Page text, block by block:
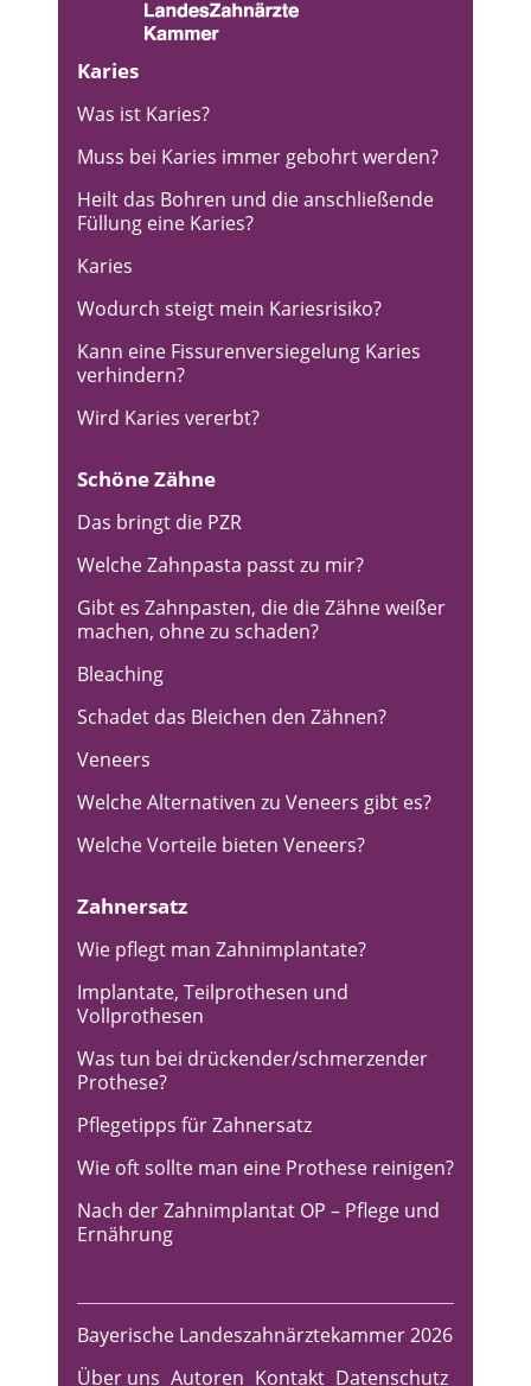
Karies
Was ist Karies?
Muss bei Karies immer gebohrt werden?
Heilt das Bohren und die anschließende
Füllung eine Karies?
Karies
Wodurch steigt mein Kariesrisiko?
Kann eine Fissurenversiegelung Karies
verhindern?
Wird Karies vererbt?
Schöne Zähne
Das bringt die PZR
Welche Zahnpasta passt zu mir?
Gibt es Zahnpasten, die die Zähne weißer
machen, ohne zu schaden?
Bleaching
Schadet das Bleichen den Zähnen?
Veneers
Welche Alternativen zu Veneers gibt es?
Welche Vorteile bieten Veneers?
Zahnersatz
Wie pflegt man Zahnimplantate?
Implantate, Teilprothesen und
Vollprothesen
Was tun bei drückender/schmerzender
Prothese?
Pflegetipps für Zahnersatz
Wie oft sollte man eine Prothese reinigen?
Nach der Zahnimplantat OP – Pflege und
Ernährung
Bayerische Landeszahnärztekammer 2026
Über uns Autoren Kontakt Datenschutz